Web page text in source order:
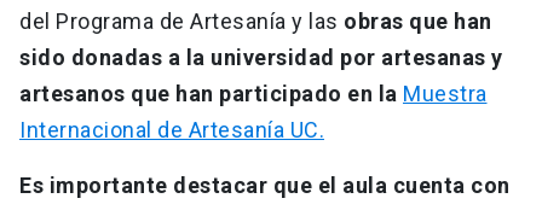
del Programa de Artesanía y las obras que han
sido donadas a la universidad por artesanas y
artesanos que han participado en la Muestra
Internacional de Artesanía UC.
Es importante destacar que el aula cuenta con